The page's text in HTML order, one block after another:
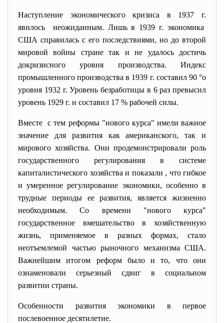
Наступление экономического кризиса в 1937 г.
явилось неожиданным. Лишь в 1939 г. экономика
США справилась с его последствиями, но до второй
мировой войны стране так и не удалось достичь
докризисного уровня производства. Индекс
промышленного производства в 1939 г. составил 90 °о
уровня 1932 г. Уровень безработицы в 6 раз превысил
уровень 1929 г. и составил 17 % рабочей силы.
Вместе с тем реформы "нового курса" имели важное
значение для развития как американского, так и
мирового хозяйства. Они продемонстрировали роль
государственного регулирования в системе
капиталистического хозяйства и показали , что гибкое
и умеренное регулирование экономики, особенно в
трудные периоды ее развития, является жизненно
необходимым. Со времени "нового курса"
государственное вмешательство в хозяйственную
жизнь, применяемое в разных формах, стало
неотъемлемой частью рыночного механизма США.
Важнейшим итогом реформ было и то, что они
ознаменовали серьезный сдвиг в социальном
развитии страны.
Особенности развития экономики в первое
послевоенное десятилетие.